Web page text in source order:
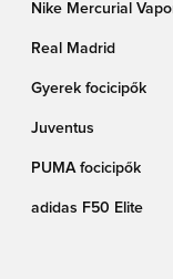
Nike Mercurial
Real Madrid
Gyerek focicipők
Juventus
PUMA focicipők
adidas F50 Elite